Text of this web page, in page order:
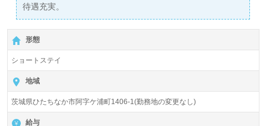
待遇充実。
形態
ショートステイ
地域
茨城県ひたちなか市阿字ケ浦町1406-1(勤務地の変更なし)
給与